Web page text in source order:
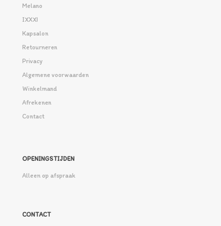
Melano
IXXXI
Kapsalon
Retourneren
Privacy
Algemene voorwaarden
Winkelmand
Afrekenen
Contact
OPENINGSTIJDEN
Alleen op afspraak
CONTACT